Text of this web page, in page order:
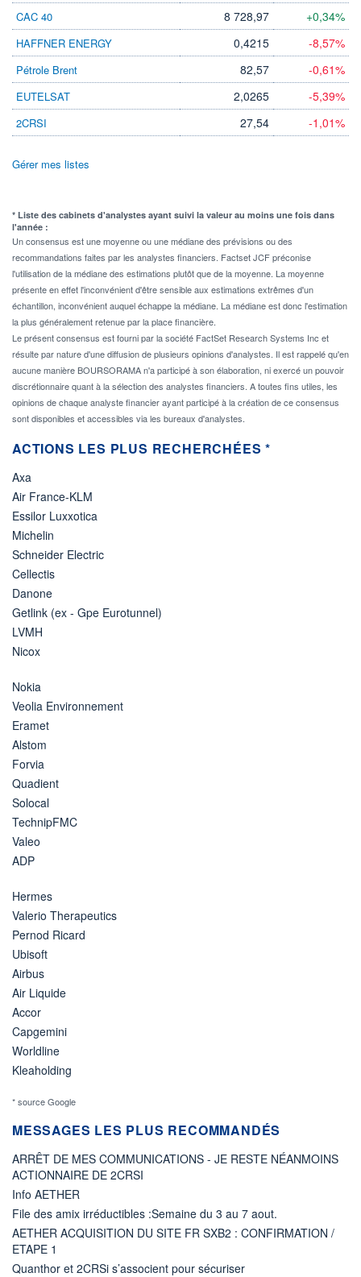
CAC 40 8 728,97 +0,34%
HAFFNER ENERGY 0,4215 -8,57%
Pétrole Brent 82,57 -0,61%
EUTELSAT 2,0265 -5,39%
2CRSI 27,54 -1,01%
Gérer mes listes
* Liste des cabinets d'analystes ayant suivi la valeur au moins une fois dans
l'année :
Un consensus est une moyenne ou une médiane des prévisions ou des
recommandations faites par les analystes financiers. Factset JCF préconise
l'utilisation de la médiane des estimations plutôt que de la moyenne. La moyenne
présente en effet l'inconvénient d'être sensible aux estimations extrêmes d'un
échantillon, inconvénient auquel échappe la médiane. La médiane est donc l'estimation
la plus généralement retenue par la place financière.
Le présent consensus est fourni par la société FactSet Research Systems Inc et
résulte par nature d'une diffusion de plusieurs opinions d'analystes. Il est rappelé qu'en
aucune manière BOURSORAMA n'a participé à son élaboration, ni exercé un pouvoir
discrétionnaire quant à la sélection des analystes financiers. A toutes fins utiles, les
opinions de chaque analyste financier ayant participé à la création de ce consensus
sont disponibles et accessibles via les bureaux d'analystes.
ACTIONS LES PLUS RECHERCHÉES *
Axa
Air France-KLM
Essilor Luxxotica
Michelin
Schneider Electric
Cellectis
Danone
Getlink (ex - Gpe Eurotunnel)
LVMH
Nicox
Nokia
Veolia Environnement
Eramet
Alstom
Forvia
Quadient
Solocal
TechnipFMC
Valeo
ADP
Hermes
Valerio Therapeutics
Pernod Ricard
Ubisoft
Airbus
Air Liquide
Accor
Capgemini
Worldline
Kleaholding
* source Google
MESSAGES LES PLUS RECOMMANDÉS
ARRÊT DE MES COMMUNICATIONS - JE RESTE NÉANMOINS
ACTIONNAIRE DE 2CRSI
Info AETHER
File des amix irréductibles :Semaine du 3 au 7 aout.
AETHER ACQUISITION DU SITE FR SXB2 : CONFIRMATION /
ETAPE 1
Quanthor et 2CRSi s’associent pour sécuriser